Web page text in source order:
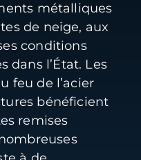
métalliques
de neige, aux
conditions
dans l’État. Les
feu de l’acier
bénéficient
remises